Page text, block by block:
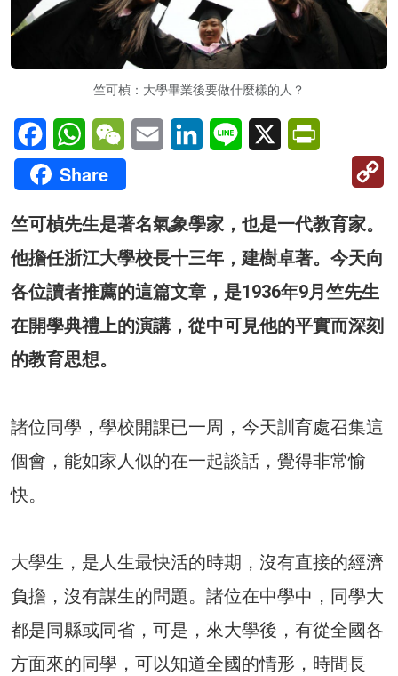
竺可楨：大學畢業後要做什麼樣的人？
FacebookWhatsAppWeChatEmail LinkedInLine X
Share
竺可楨先生是著名氣象學家，也是一代教育家。
他擔任浙江大學校長十三年，建樹卓著。今天向
各位讀者推薦的這篇文章，是1936年9月竺先生
在開學典禮上的演講，從中可見他的平實而深刻
的教育思想。
諸位同學，學校開課已一周，今天訓育處召集這
個會，能如家人似的在一起談話，覺得非常愉
快。
大學生，是人生最快活的時期，沒有直接的經濟
負擔，沒有謀生的問題。諸位在中學中，同學大
都是同縣或同省，可是，來大學後，有從全國各
方面來的同學，可以知道全國的情形，時間長